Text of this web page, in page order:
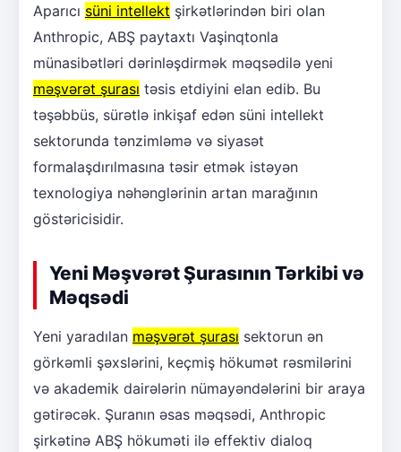
Aparıcı süni intellekt şirkətlərindən biri olan
Anthropic, ABŞ paytaxtı Vaşinqtonla
münasibətləri dərinləşdirmək məqsədilə yeni
məşvərət şurası təsis etdiyini elan edib. Bu
təşəbbüs, sürətlə inkişaf edən süni intellekt
sektorunda tənzimləmə və siyasət
formalaşdırılmasına təsir etmək istəyən
texnologiya nəhənglərinin artan marağının
göstəricisidir.
Yeni Məşvərət Şurasının Tərkibi və
Məqsədi
Yeni yaradılan məşvərət şurası sektorun ən
görkəmli şəxslərini, keçmiş hökumət rəsmilərini
və akademik dairələrin nümayəndələrini bir araya
gətirəcək. Şuranın əsas məqsədi, Anthropic
şirkətinə ABŞ hökuməti ilə effektiv dialoq